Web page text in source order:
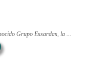
Grupo Essardas, la ...